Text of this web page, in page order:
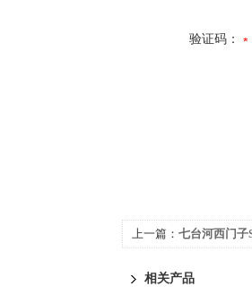
验证码：
上一篇： 七台河西门子
相关产品